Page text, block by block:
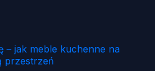
– jak meble kuchenne na
przestrzeń